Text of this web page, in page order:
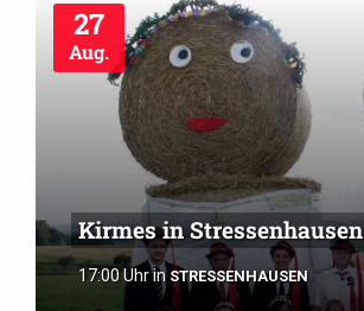
27
Aug.
Kirmes in Stressenhausen
17:00 Uhrin STRESSENHAUSEN